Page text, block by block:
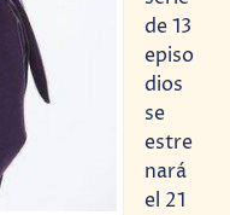
de 13
episo
dios
se
estre
nará
el 21